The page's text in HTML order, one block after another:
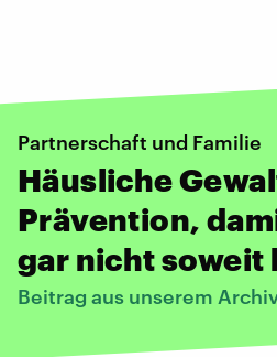
Partnerschaft und Familie
Häusliche
Prävention,
gar nicht soweit
Beitrag aus unserem